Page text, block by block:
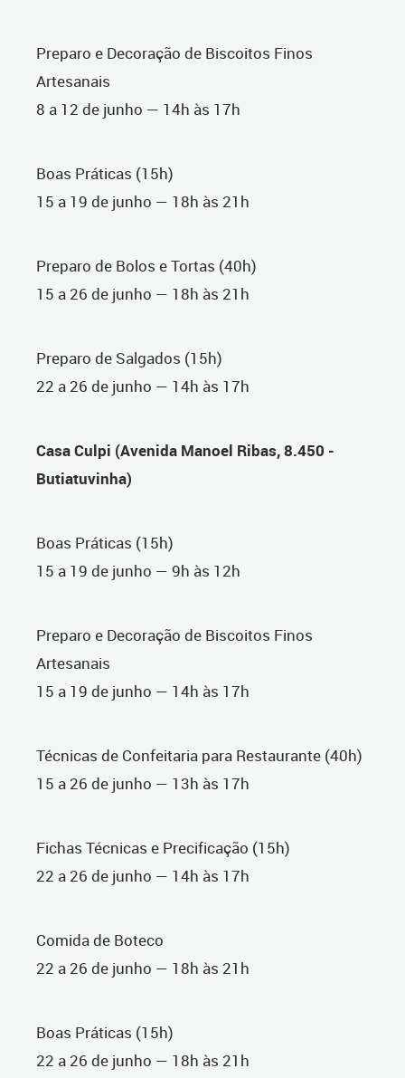
Preparo e Decoração de Biscoitos Finos
Artesanais
8 a 12 de junho — 14h às 17h
Boas Práticas (15h)
15 a 19 de junho — 18h às 21h
Preparo de Bolos e Tortas (40h)
15 a 26 de junho — 18h às 21h
Preparo de Salgados (15h)
22 a 26 de junho — 14h às 17h
Casa Culpi (Avenida Manoel Ribas, 8.450 -
Butiatuvinha)
Boas Práticas (15h)
15 a 19 de junho — 9h às 12h
Preparo e Decoração de Biscoitos Finos
Artesanais
15 a 19 de junho — 14h às 17h
Técnicas de Confeitaria para Restaurante (40h)
15 a 26 de junho — 13h às 17h
Fichas Técnicas e Precificação (15h)
22 a 26 de junho — 14h às 17h
Comida de Boteco
22 a 26 de junho — 18h às 21h
Boas Práticas (15h)
22 a 26 de junho — 18h às 21h